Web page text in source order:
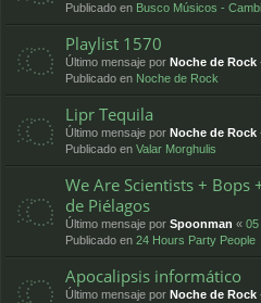
Publicado en Busco Músicos -
Playlist 1570
Último mensaje por Noche de Rock
Publicado en Noche de Rock
Lipr Tequila
Último mensaje por Noche de Rock
Publicado en Valar Morghulis
We Are Scientists + Bops
de Piélagos
Último mensaje por Spoonman « 05
Publicado en 24 Hours Party People
Apocalipsis informático
Último mensaje por Noche de Rock